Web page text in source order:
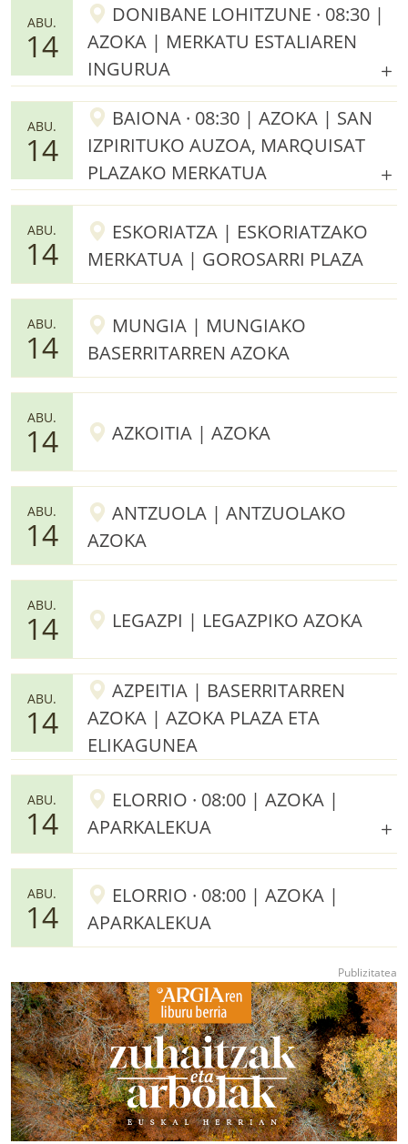
ABU.
14
DONIBANE LOHITZUNE · 08:30 |
AZOKA | MERKATU ESTALIAREN
INGURUA
ABU.
14
BAIONA · 08:30 | AZOKA | SAN
IZPIRITUKO AUZOA, MARQUISAT
PLAZAKO MERKATUA
ABU.
14
ESKORIATZA | ESKORIATZAKO
MERKATUA | GOROSARRI PLAZA
ABU.
14
MUNGIA | MUNGIAKO
BASERRITARREN AZOKA
ABU.
14 AZKOITIA | AZOKA
ABU.
14
ANTZUOLA | ANTZUOLAKO
AZOKA
ABU.
14 LEGAZPI | LEGAZPIKO AZOKA
ABU.
14
AZPEITIA | BASERRITARREN
AZOKA | AZOKA PLAZA ETA
ELIKAGUNEA
ABU.
14
ELORRIO · 08:00 | AZOKA |
APARKALEKUA
ABU.
14
ELORRIO · 08:00 | AZOKA |
APARKALEKUA